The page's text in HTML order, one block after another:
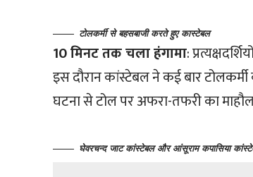
टोलकर्मी से बहसबाजी करते हुए कास्टेबल
10 मिनट तक चला हंगामा:
इस दौरान कांस्टेबल ने कई बार
घटना से टोल पर अफरा-तफरी का
घेवरचन्द जाट कांस्टेबल और आंसूराम कपासिया